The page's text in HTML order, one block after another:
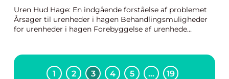
Uren Hud Hage: En indgående forståelse af problemet
Årsager til urenheder i hagen Behandlingsmuligheder
for urenheder i hagen Forebyggelse af urenhede...
1 2 3 4 5 … 19